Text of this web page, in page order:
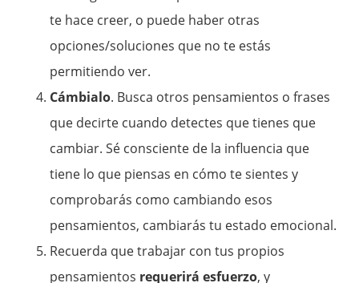
te hace creer, o puede haber otras
opciones/soluciones que no te estás
permitiendo ver.
Cámbialo. Busca otros pensamientos o frases
que decirte cuando detectes que tienes que
cambiar. Sé consciente de la influencia que
tiene lo que piensas en cómo te sientes y
comprobarás como cambiando esos
pensamientos, cambiarás tu estado emocional.
Recuerda que trabajar con tus propios
pensamientos requerirá esfuerzo, y